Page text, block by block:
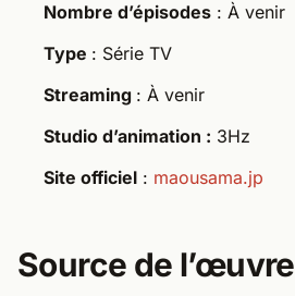
Nombre d’épisodes : À venir
Type : Série TV
Streaming : À venir
Studio d’animation : 3Hz
Site officiel : maousama.jp
Source de l’œuvre